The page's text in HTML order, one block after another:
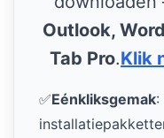
Outlook,
Tab Pro.Klik
✅Eénkliksgemak: